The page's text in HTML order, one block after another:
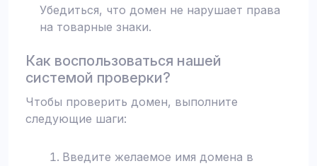
Убедиться, что домен не нарушает права
на товарные знаки.
Как воспользоваться нашей
системой проверки?
Чтобы проверить домен, выполните
следующие шаги:
Введите желаемое имя домена в